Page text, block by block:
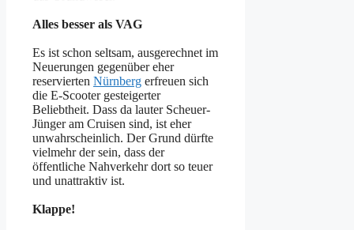
Alles besser als VAG
Es ist schon seltsam, ausgerechnet im
Neuerungen gegenüber eher
reservierten Nürnberg erfreuen sich
die E-Scooter gesteigerter
Beliebtheit. Dass da lauter Scheuer-
Jünger am Cruisen sind, ist eher
unwahrscheinlich. Der Grund dürfte
vielmehr der sein, dass der
öffentliche Nahverkehr dort so teuer
und unattraktiv ist.
Klappe!